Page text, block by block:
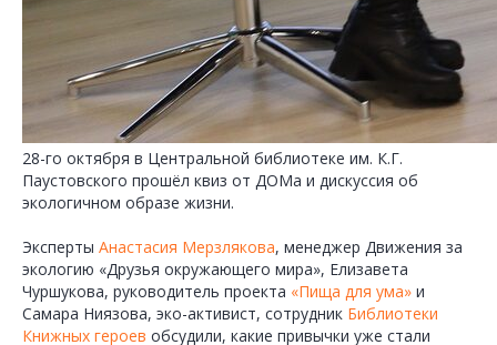
28-го октября в Центральной библиотеке им. К.Г.
Паустовского прошёл квиз от ДОМа и дискуссия об
экологичном образе жизни.
Эксперты Анастасия Мерзлякова, менеджер Движения за
экологию «Друзья окружающего мира», Елизавета
Чуршукова, руководитель проекта «Пища для ума» и
Самара Ниязова, эко-активист, сотрудник Библиотеки
Книжных героев обсудили, какие привычки уже стали